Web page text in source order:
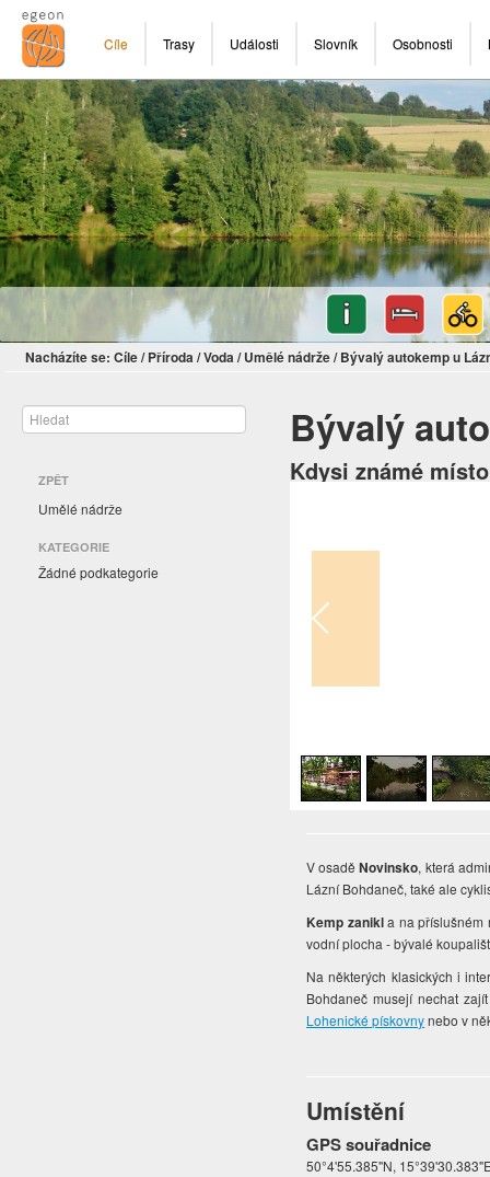
Cíle Trasy Události Slovník Osobnosti
Nacházíte se: Cíle/ Příroda/Voda/ Umělé nádrže/ Bývalý autokemp u
ZPĚT
Umělé nádrže
KATEGORIE
Žádné podkategorie
Bývalý
Kdysi známé
V osaděNovinsko, která
Lázní Bohdaneč, také ale
Kemp zanikla na příslušném
vodní plocha - bývalé
Na některých klasických i
Bohdaneč musejí nechat
Lohenické pískovnynebo v
Umístění
GPS souřadnice
50°4'55.385"N,